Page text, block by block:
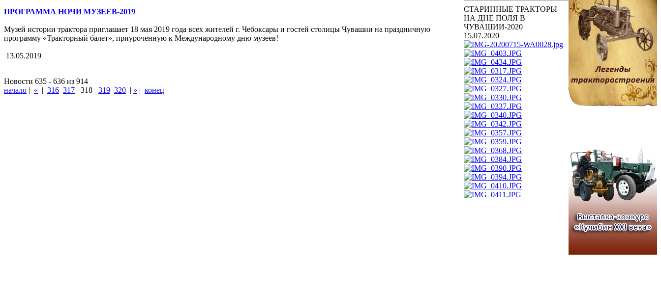
ПРОГРАММА НОЧИ МУЗЕЕВ-2019
Музей истории трактора приглашает 18 мая 2019 года всех жителей г. Чебоксары и гостей столицы Чувашии на праздничную
программу «Тракторный балет», приуроченную к Международному дню музеев!
13.05.2019
Новости 635 - 636 из 914
начало | « | 316 317 318 319 320 | » | конец
СТАРИННЫЕ ТРАКТОРЫ
НА ДНЕ ПОЛЯ В
ЧУВАШИИ-2020
15.07.2020